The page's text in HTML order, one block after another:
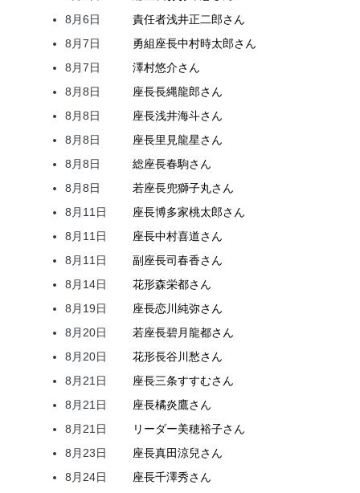
8月6日
責任者浅井正二郎さん
8月7日
勇組座長中村時太郎さん
8月7日
澤村悠介さん
8月8日
座長長縄龍郎さん
8月8日
座長浅井海斗さん
8月8日
座長里見龍星さん
8月8日
総座長春駒さん
8月8日
若座長兜獅子丸さん
8月11日
座長博多家桃太郎さん
8月11日
座長中村喜道さん
8月11日
副座長司春香さん
8月14日
花形森栄都さん
8月19日
座長恋川純弥さん
8月20日
若座長碧月龍都さん
8月20日
花形長谷川愁さん
8月21日
座長三条すすむさん
8月21日
座長橘炎鷹さん
8月21日
リーダー美穂裕子さん
8月23日
座長真田涼兒さん
8月24日
座長千澤秀さん